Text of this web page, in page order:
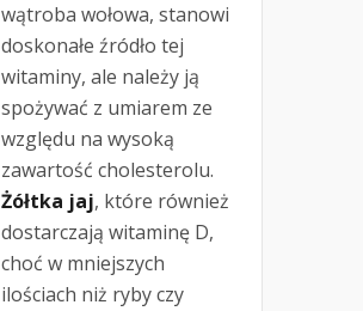
wątroba wołowa, stanowi
doskonałe źródło tej
witaminy, ale należy ją
spożywać z umiarem ze
względu na wysoką
zawartość cholesterolu.
Żółtka jaj, które również
dostarczają witaminę D,
choć w mniejszych
ilościach niż ryby czy